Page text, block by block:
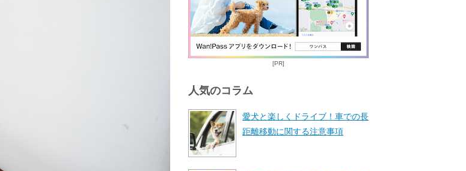
[PR]
人気のコラム
愛犬と楽しくドライブ！車での長
距離移動に関する注意事項